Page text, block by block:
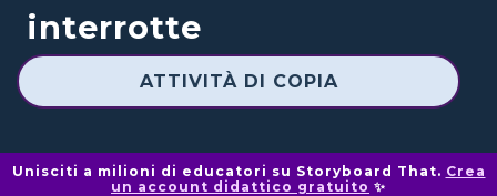
interrotte
ATTIVITÀ DI COPIA
Unisciti a milioni di educatori su Storyboard That. Crea
un account didattico gratuito ✨